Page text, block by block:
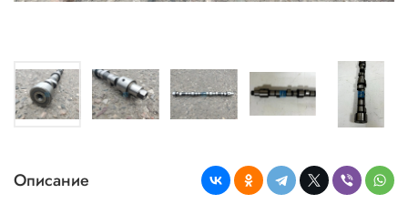
Описание